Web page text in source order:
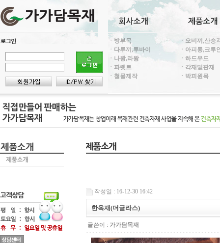
ㆍ방부목
ㆍ오비끼,산승
ㆍ다루끼,투바이
ㆍ아피통,크루
ㆍ나왕,라왕
ㆍ하드우드
ㆍ파렛트
ㆍ각재및판재
ㆍ철물제작
ㆍ박피원목
작성일 : 16-12-30 16:42
한옥재(더글라스)
글쓴이 : 가가담목재